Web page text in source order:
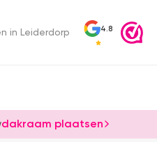
in Leiderdorp 4.8
dakraam plaatsen